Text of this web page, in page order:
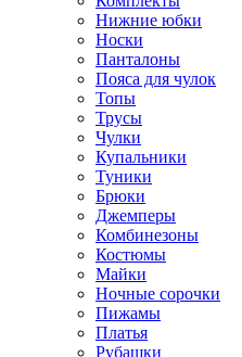
Нижние юбки
Носки
Панталоны
Поясa для чулок
Топы
Трусы
Чулки
Купальники
Туники
Брюки
Джемперы
Комбинезоны
Костюмы
Майки
Ночные сорочки
Пижамы
Платья
Рубашки